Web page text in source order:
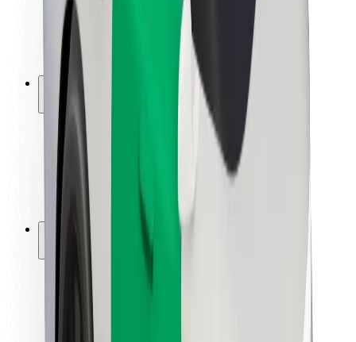
Brand
Medier
Urban Fund
Sikkerhed
Passagersikkerhed
Chaufførsikkerhed
Sikkerhed på el-løbehjul
Sikkerhedscenter
Placeringer
Byløsninger
Lufthavne